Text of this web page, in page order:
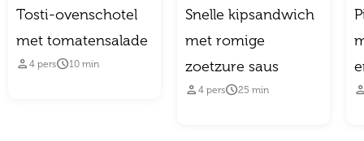
Tosti-ovenschotel
met tomatensalade
 4 pers10 min
Snelle kipsandwich
met romige
zoetzure saus
 4 pers25 min